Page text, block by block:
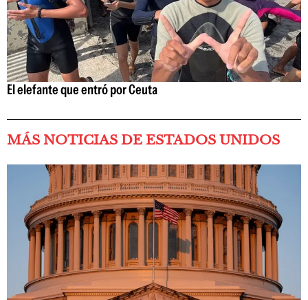
El elefante que entró por Ceuta
MÁS NOTICIAS DE ESTADOS UNIDOS